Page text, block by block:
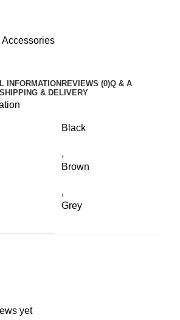
Accessories
INFORMATION REVIEWS (0)Q & A
SHIPPING & DELIVERY
Black
,
Brown
,
Grey
yet